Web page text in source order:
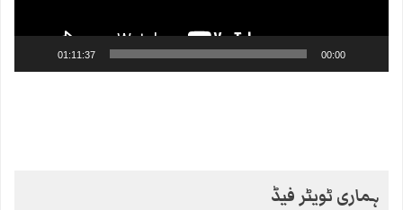
00:00
01:11:37
ہماری ٹویٹر فیڈ